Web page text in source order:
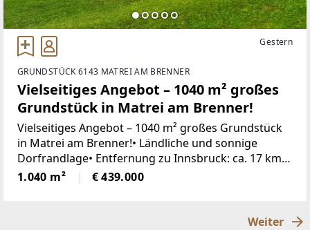
Gestern
GRUNDSTÜCK 6143 MATREI AM BRENNER
Vielseitiges Angebot – 1040 m² großes
Grundstück in Matrei am Brenner!
Vielseitiges Angebot – 1040 m² großes Grundstück
in Matrei am Brenner!• Ländliche und sonnige
Dorfrandlage• Entfernung zu Innsbruck: ca. 17 km•
Grundstücksgröße: ca. 1040 m²• Verschiedene
Teilungsvarianten des Grundstücks liegen vor•
1.040 m² € 439.000
Weiter